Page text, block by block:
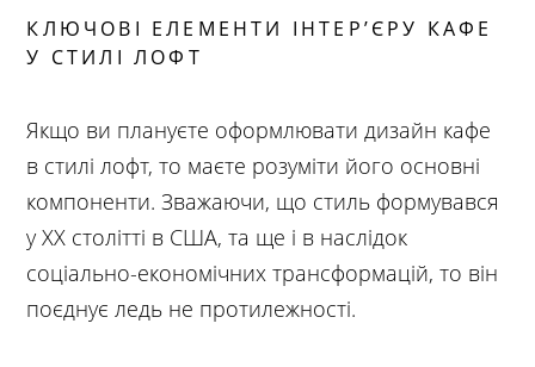
КЛЮЧОВІ ЕЛЕМЕНТИ ІНТЕР’ЄРУ КАФЕ
У СТИЛІ ЛОФТ
Якщо ви плануєте оформлювати дизайн кафе
в стилі лофт, то маєте розуміти його основні
компоненти. Зважаючи, що стиль формувався
у ХХ столітті в США, та ще і в наслідок
соціально-економічних трансформацій, то він
поєднує ледь не протилежності.